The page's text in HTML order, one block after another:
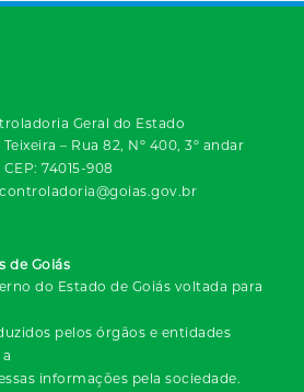
Geral do Estado
– Rua 82, Nº 400, 3º andar
74015-908
de Goiás
do Estado de Goiás voltada para
pelos órgãos e entidades
informações pela sociedade.